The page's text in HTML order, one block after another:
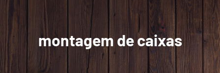
montagem de caixas